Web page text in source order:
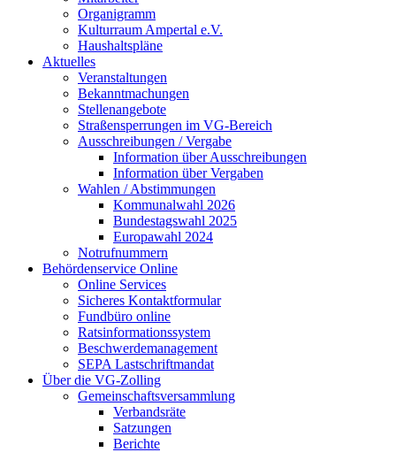
Organigramm
Kulturraum Ampertal e.V.
Haushaltspläne
Aktuelles
Veranstaltungen
Bekanntmachungen
Stellenangebote
Straßensperrungen im VG-Bereich
Ausschreibungen / Vergabe
Information über Ausschreibungen
Information über Vergaben
Wahlen / Abstimmungen
Kommunalwahl 2026
Bundestagswahl 2025
Europawahl 2024
Notrufnummern
Behördenservice Online
Online Services
Sicheres Kontaktformular
Fundbüro online
Ratsinformationssystem
Beschwerdemanagement
SEPA Lastschriftmandat
Über die VG-Zolling
Gemeinschaftsversammlung
Verbandsräte
Satzungen
Berichte